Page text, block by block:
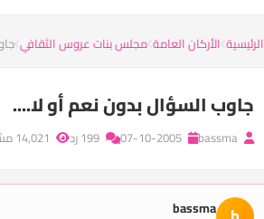
الرئيسية الأركان العامة مجلس بنات عروس الثقافي
جاوب السؤال بدون نعم أو لا....
bassma